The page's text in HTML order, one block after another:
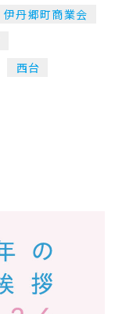
伊丹郷町商業会
西台